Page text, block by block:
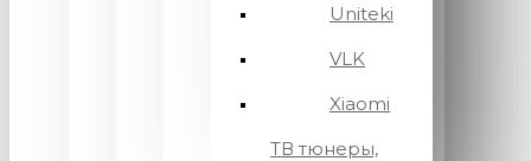
Uniteki
VLK
Xiaomi
ТВ тюнеры,